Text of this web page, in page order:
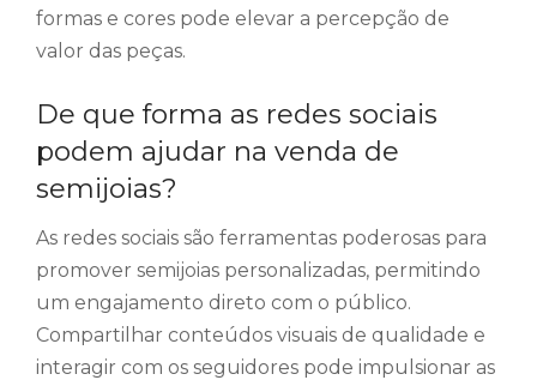
formas e cores pode elevar a percepção de
valor das peças.
De que forma as redes sociais
podem ajudar na venda de
semijoias?
As redes sociais são ferramentas poderosas para
promover semijoias personalizadas, permitindo
um engajamento direto com o público.
Compartilhar conteúdos visuais de qualidade e
interagir com os seguidores pode impulsionar as